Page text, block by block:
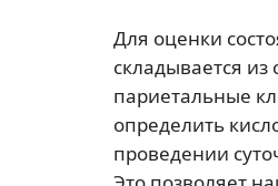
Для оценки
складывается
париетальные
определить
проведении